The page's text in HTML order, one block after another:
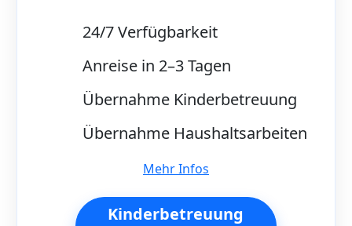
24/7 Verfügbarkeit
Anreise in 2–3 Tagen
Übernahme Kinderbetreuung
Übernahme Haushaltsarbeiten
Mehr Infos
Kinderbetreuung